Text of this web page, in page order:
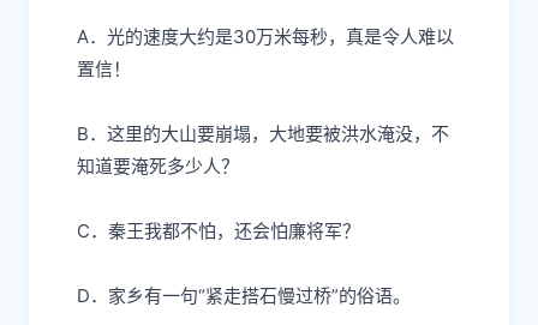
A．光的速度大约是30万米每秒，真是令人难以
置信！
B．这里的大山要崩塌，大地要被洪水淹没，不
知道要淹死多少人？
C．秦王我都不怕，还会怕廉将军？
D．家乡有一句“紧走搭石慢过桥”的俗语。